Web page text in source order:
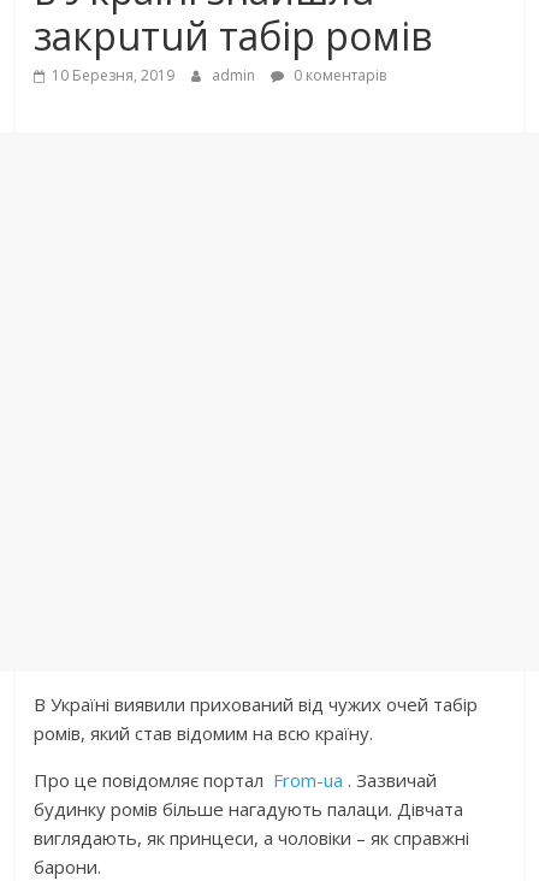
закpuтuй табіp poмів
10 Березня, 2019 admin 0 коментарів
В Україні виявили прихований від чужих очей табір
ромів, який став відомим на всю країну.
Про це повідомляє портал From-ua . Зазвичай
будинку ромів більше нагадують палаци. Дівчата
виглядають, як принцеси, а чоловіки – як справжні
барони.